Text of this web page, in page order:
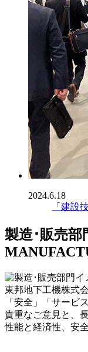
2024.6.18
「建設
製造･販売部
東邦地下工機株式
「安全」「サービ
貴重なご意見と、
性能と経済性、安